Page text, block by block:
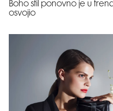
Boho stil ponovno je u
osvojio